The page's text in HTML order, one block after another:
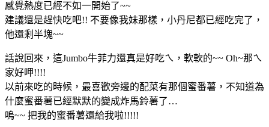
感覺熱度已經不如一開始了~~
建議還是趕快吃吧!! 不要像我妹那樣，小丹尼都已經吃完了，
他還剩半塊~~
話說回來，這Jumbo牛菲力還真是好吃ㄟ，軟軟的~~ Oh~那ㄟ
家好呷!!!!
以前來吃的時候，最喜歡旁邊的配菜有那個蜜番薯，不知道為
什麼蜜番薯已經默默的變成炸馬鈴薯了…
嗚~~ 把我的蜜番薯還給我啦!!!!!